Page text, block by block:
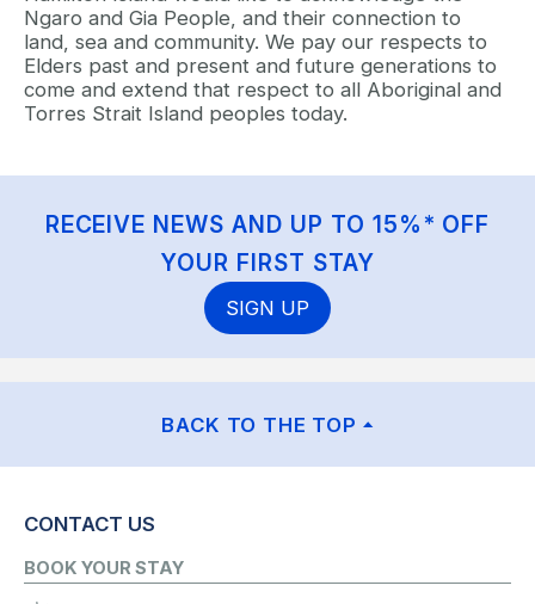
Ngaro and Gia People, and their connection to
land, sea and community. We pay our respects to
Elders past and present and future generations to
come and extend that respect to all Aboriginal and
Torres Strait Island peoples today.
RECEIVE NEWS AND UP TO 15%* OFF
YOUR FIRST STAY
SIGN UP
BACK TO THE TOP
CONTACT US
BOOK YOUR STAY